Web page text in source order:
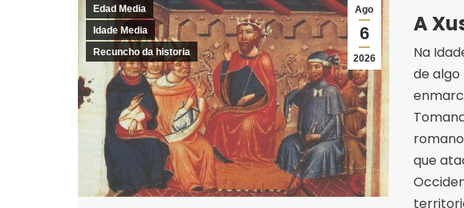
Ago
6
2026
Edad Media
Idade Media
Recuncho da historia
A
Na
de algo
que